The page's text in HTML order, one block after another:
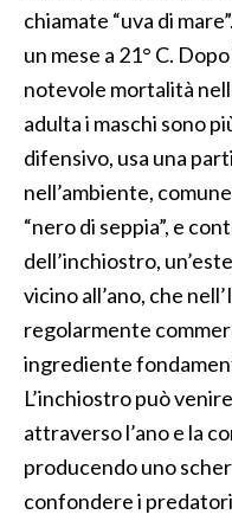
chiamate “uva di
un mese a 21° C.
notevole mortalità
adulta i maschi sono
difensivo, usa una
nell’ambiente,
“nero di seppia”, e
dell’inchiostro,
vicino all’ano, che
regolarmente
ingrediente
L’inchiostro può
attraverso l’ano e la
producendo uno
confondere i